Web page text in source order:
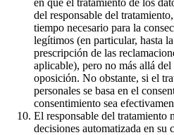
del responsable del
tiempo necesario para la
legítimos (en particular, hasta
prescripción de las
aplicable), pero no más allá
oposición. No obstante, si el
personales se basa en el
consentimiento sea
El responsable del tratamiento
decisiones automatizada en su